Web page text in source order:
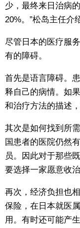
少，最终来日治病
20%。”松岛主任介
尽管日本的医疗服
有的障碍。
首先是语言障碍。
释自己的病情。如
和治疗方法的描述
其次是如何找到所
国患者的医院仍然
员。因此对于那些
要选择一家愿意收
再次，经济负担也
保险，在日本就医
用。有时还可能产